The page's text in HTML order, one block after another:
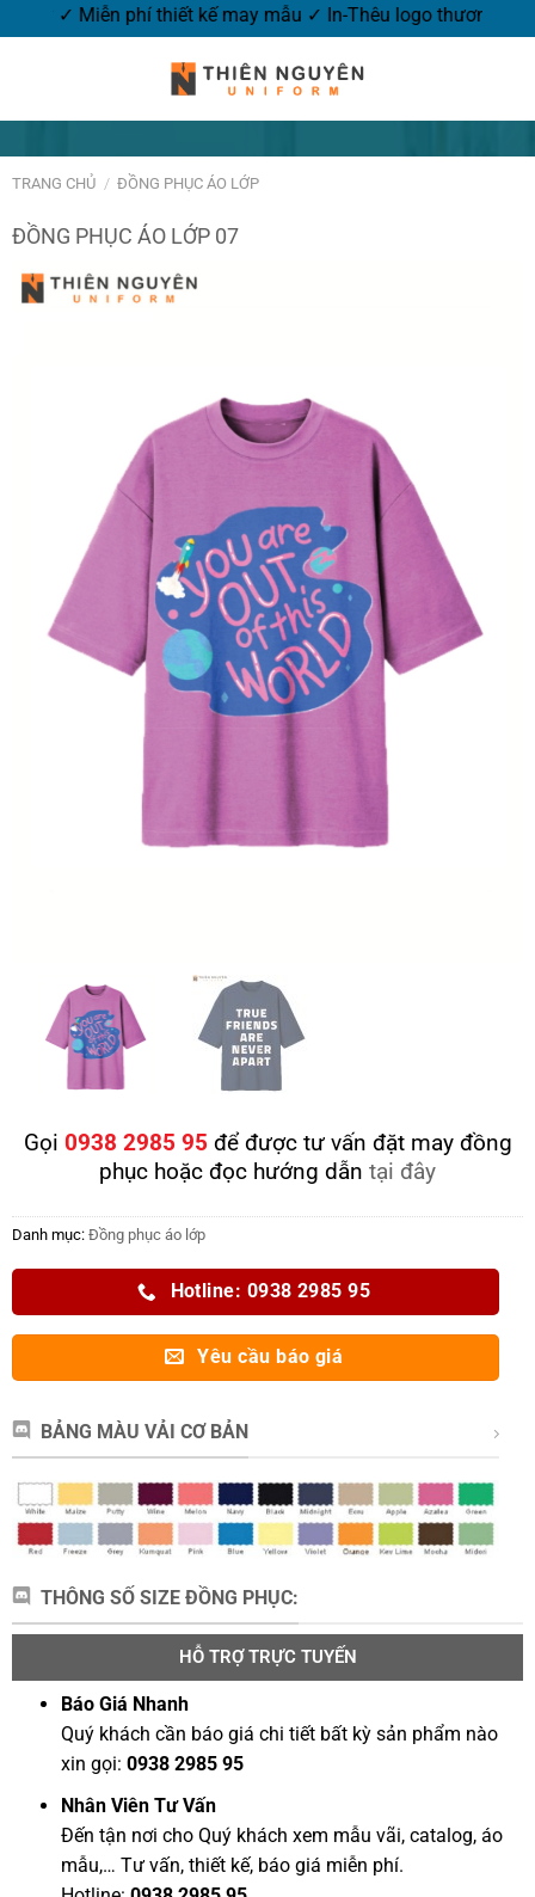
hôm nay ✓ Miễn phí thiết kế may mẫu ✓ In-Thêu logo
TRANG CHỦ / ĐỒNG PHỤC ÁO LỚP
ĐỒNG PHỤC ÁO LỚP 07
Gọi 0938 2985 95 để được tư vấn đặt may đồng
phục hoặc đọc hướng dẫn tại đây
Danh mục: Đồng phục áo lớp
Hotline: 0938 2985 95
Yêu cầu báo giá
BẢNG MÀU VẢI CƠ BẢN
THÔNG SỐ SIZE ĐỒNG PHỤC:
HỖ TRỢ TRỰC TUYẾN
Báo Giá Nhanh
Quý khách cần báo giá chi tiết bất kỳ sản phẩm nào
xin gọi:0938 2985 95
Nhân Viên Tư Vấn
Đến tận nơi cho Quý khách xem mẫu vãi, catalog, áo
mẫu,… Tư vấn, thiết kế, báo giá miễn phí.